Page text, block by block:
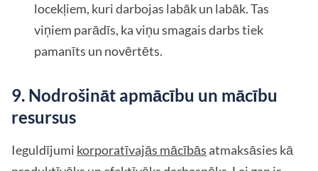
locekļiem, kuri darbojas labāk un labāk. Tas
viņiem parādīs, ka viņu smagais darbs tiek
pamanīts un novērtēts.
9. Nodrošināt apmācību un mācību
resursus
Ieguldījumi korporatīvajās mācībās atmaksāsies kā